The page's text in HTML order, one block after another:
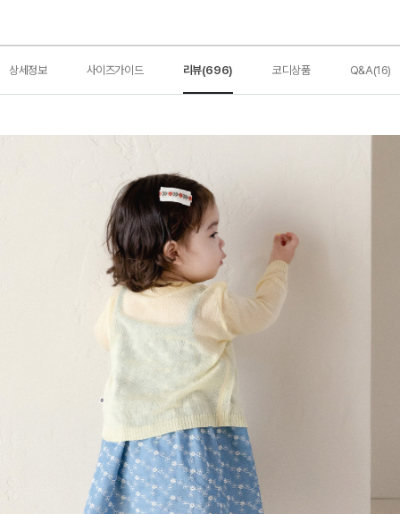
상세정보 사이즈가이드 리뷰(696) 코디상품 Q&A(16)